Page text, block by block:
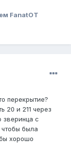
FanatOT
перекрытие?
20 и 211 через
зверинца с
была
хорошо